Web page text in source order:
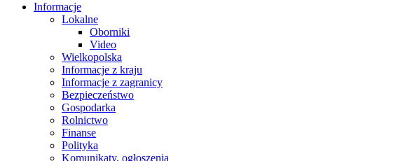
Informacje
Lokalne
Oborniki
Video
Wielkopolska
Informacje z kraju
Informacje z zagranicy
Bezpieczeństwo
Gospodarka
Rolnictwo
Finanse
Polityka
Komunikaty, ogłoszenia